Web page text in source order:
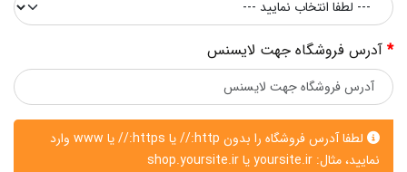
آدرس فروشگاه جهت لایسنس
لطفا آدرس فروشگاه را بدون http:// یا https:// یا www وارد
نمایید، مثال: yoursite.ir یا shop.yoursite.ir